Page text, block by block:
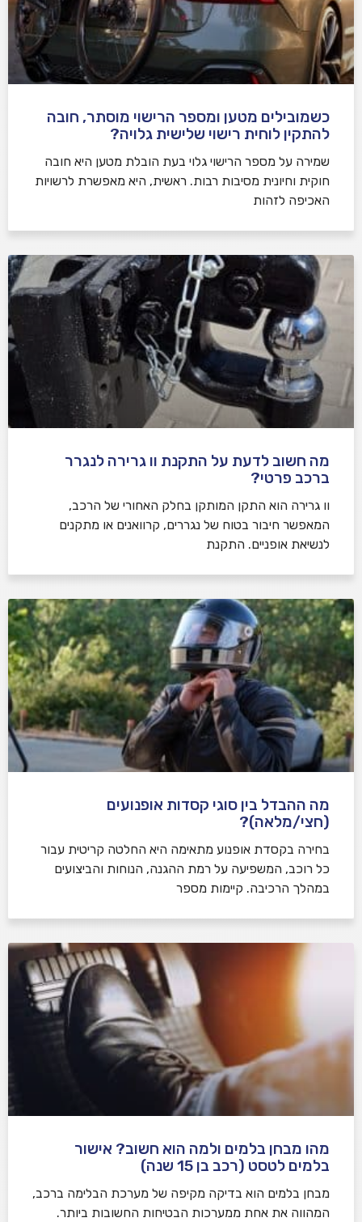
כשמובילים מטען ומספר הרישוי מוסתר, חובה
להתקין לוחית רישוי שלישית גלויה?
שמירה על מספר הרישוי גלוי בעת הובלת מטען היא חובה
חוקית וחיונית מסיבות רבות. ראשית, היא מאפשרת לרשויות
האכיפה לזהות
מה חשוב לדעת על התקנת וו גרירה לנגרר
ברכב פרטי?
וו גרירה הוא התקן המותקן בחלק האחורי של הרכב,
המאפשר חיבור בטוח של נגררים, קרוואנים או מתקנים
לנשיאת אופניים. התקנת
מה ההבדל בין סוגי קסדות אופנועים
(חצי/מלאה)?
בחירה בקסדת אופנוע מתאימה היא החלטה קריטית עבור
כל רוכב, המשפיעה על רמת ההגנה, הנוחות והביצועים
במהלך הרכיבה. קיימות מספר
מהו מבחן בלמים ולמה הוא חשוב? אישור
בלמים לטסט (רכב בן 15 שנה)
מבחן בלמים הוא בדיקה מקיפה של מערכת הבלימה ברכב,
המהווה את אחת ממערכות הבטיחות החשובות ביותר.